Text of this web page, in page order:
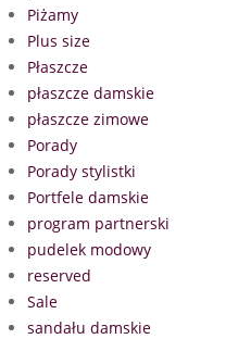
Piżamy
Plus size
Płaszcze
płaszcze damskie
płaszcze zimowe
Porady
Porady stylistki
Portfele damskie
program partnerski
pudelek modowy
reserved
Sale
sandału damskie